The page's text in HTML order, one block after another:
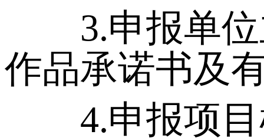
3.申报单位
作品承诺书及
4.申报项目